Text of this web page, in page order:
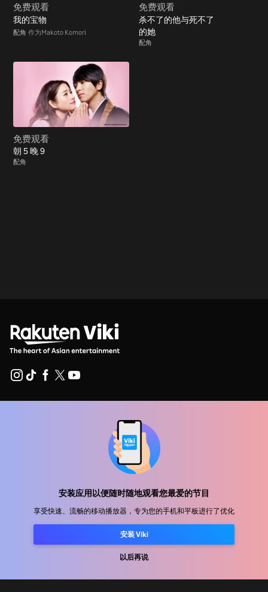
安装应用以便随时随地观看您最爱的节目
享受快速、流畅的移动播放器，专为您的手机和平板进行了优化
安装 Viki
以后再说
免费观看
我的宝物
配角 作为Makoto Komori
免费观看
杀不了的他与死不了
的她
配角
免费观看
朝 5 晚 9
配角